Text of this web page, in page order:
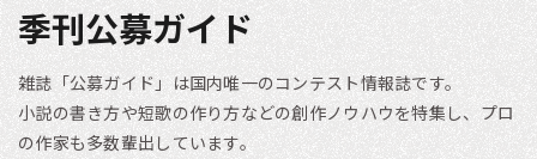
季刊公募ガイド
雑誌「公募ガイド」は国内唯一のコンテスト情報誌です。
小説の書き方や短歌の作り方などの創作ノウハウを特集し、プロ
の作家も多数輩出しています。